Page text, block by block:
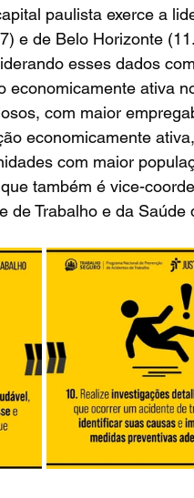
paulista exerce a
e de Belo Horizonte
esses dados
economicamente ativa
com maior
economicamente
com maior
também é vice-
de Trabalho e da Saúde